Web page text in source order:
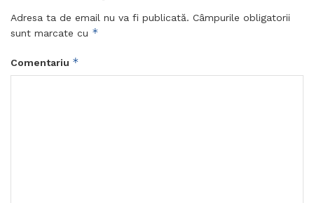
Adresa ta de email nu va fi publicată. Câmpurile obligatorii
sunt marcate cu *
Comentariu *